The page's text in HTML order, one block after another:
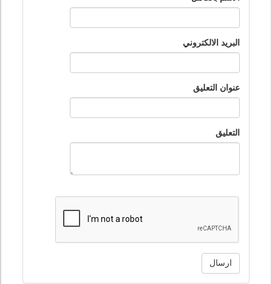
البريد الالكتروني
عنوان التعليق
التعليق
ارسال